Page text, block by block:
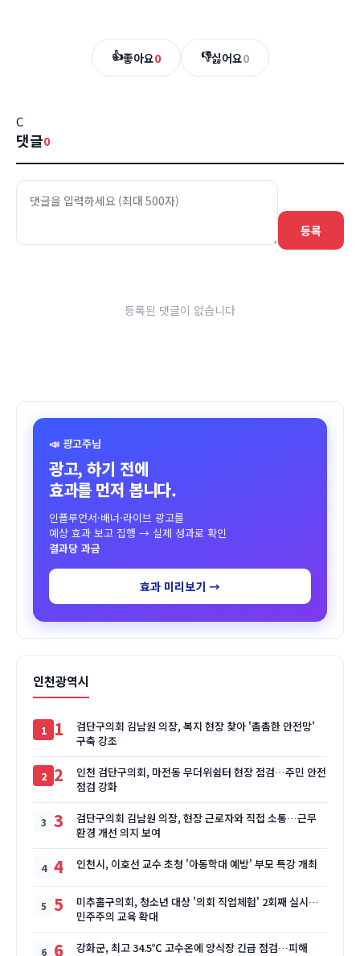
👍좋아요0 👎싫어요0
C
댓글0
등록
등록된 댓글이 없습니다
📣 광고주님
광고, 하기 전에
효과를 먼저 봅니다.
인플루언서·배너·라이브 광고를
예상 효과 보고 집행 → 실제 성과로 확인
결과당 과금
효과 미리보기 →
인천광역시
1
검단구의회 김남원 의장, 복지 현장 찾아 '촘촘한 안전망'
구축 강조
2
인천 검단구의회, 마전동 무더위쉼터 현장 점검…주민 안전
점검 강화
3
검단구의회 김남원 의장, 현장 근로자와 직접 소통…근무
환경 개선 의지 보여
4 인천시, 이호선 교수 초청 '아동학대 예방' 부모 특강 개최
5
미추홀구의회, 청소년 대상 '의회 직업체험' 2회째 실시…
민주주의 교육 확대
6
강화군, 최고 34.5℃ 고수온에 양식장 긴급 점검…피해